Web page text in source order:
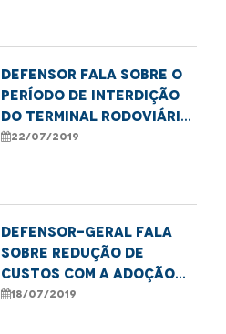
Defensor fala sobre o
período de interdição
do Terminal Rodoviário
da capital
22/07/2019
Defensor-geral fala
sobre redução de
custos com a adoção
de transporte por
18/07/2019